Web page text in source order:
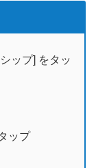
ップ] をタッ
ップ